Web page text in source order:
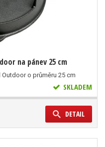
na pánev 25 cm
o průměru 25 cm
SKLADEM
DETAIL